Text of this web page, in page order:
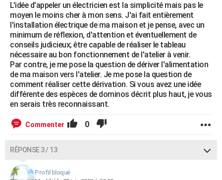
L'idée d'appeler un électricien est la simplicité mais pas le
moyen le moins cher à mon sens. J'ai fait entièrement
l'installation électrique de ma maison et je pense, avec un
minimum de réflexion, d'attention et éventuellement de
conseils judicieux; être capable de réaliser le tableau
nécessaire au bon fonctionnement de l'atelier à venir.
Par contre, je me pose la question de dériver l'alimentation
de ma maison vers l'atelier. Je me pose la question de
comment réaliser cette dérivation. Si vous avez une idée
différente des espèces de dominos décrit plus haut, je vous
en serais très reconnaissant.
Commenter 0
RÉPONSE 3 / 13
Profil bloqué